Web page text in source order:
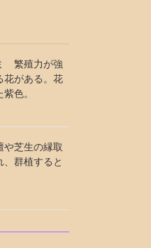
繁殖力が強
花がある。花
色。
芝生の縁取
、群植すると